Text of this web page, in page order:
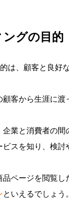
ングの目的
は、顧客と良
客から生涯に渡
業と消費者の間
スを知り、検
ページを閲覧
といえるでしょう。